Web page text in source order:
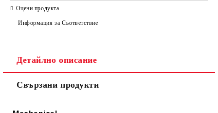
Ние ще се свържем с вас в рамките на работния ден.
Оцени продукта
Информация за Съответствие
Детайлно описание
Свързани продукти